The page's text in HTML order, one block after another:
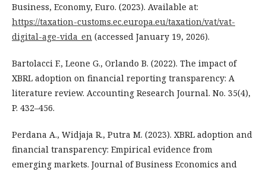
Business, Economy, Euro. (2023). Available at:
https://taxation-customs.ec.europa.eu/taxation/vat/vat-
digital-age-vida_en (accessed January 19, 2026).
Bartolacci F., Leone G., Orlando B. (2022). The impact of
XBRL adoption on financial reporting transparency: A
literature review. Accounting Research Journal. No. 35(4),
P. 432–456.
Perdana A., Widjaja R., Putra M. (2023). XBRL adoption and
financial transparency: Empirical evidence from
emerging markets. Journal of Business Economics and